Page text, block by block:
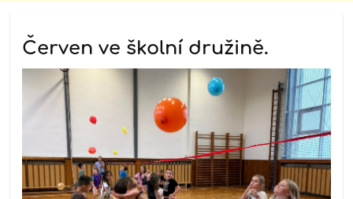
Červen ve školní družině.